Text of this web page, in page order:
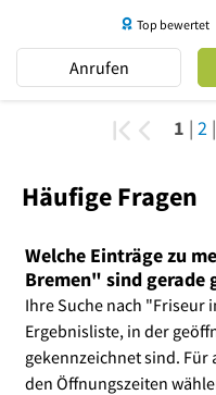
Top bewertet
Anrufen
1 | 2 |
Häufige Fragen
Welche Einträge zu
Bremen" sind gerade
Ihre Suche nach "Friseur
Ergebnisliste, in der
gekennzeichnet sind.
den Öffnungszeiten